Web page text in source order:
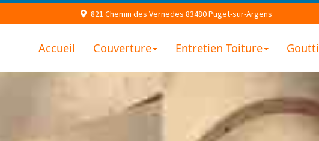
821 Chemin des Vernedes 83480 Puget-sur-Argens
Accueil Couverture Entretien Toiture